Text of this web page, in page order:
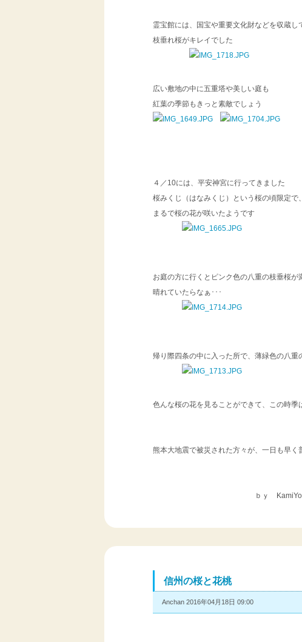
霊宝館には、国宝や重要文化財などを収蔵し
枝垂れ桜がキレイでした
広い敷地の中に五重塔や美しい庭も
紅葉の季節もきっと素敵でしょう
４／10には、平安神宮に行ってきました
桜みくじ（はなみくじ）という桜の頃限定
まるで桜の花が咲いたようです
お庭の方に行くとピンク色の八重の枝垂桜が
晴れていたらなぁ･･･
帰り際四条の中に入った所で、薄緑色の八
色んな桜の花を見ることができて、この時季
熊本大地震で被災された方々が、一日も早
ｂｙ
信州の桜と花桃
Anchan 2016年04月18日 09:00